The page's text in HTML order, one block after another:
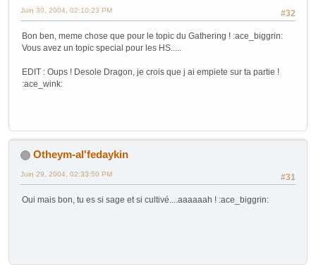
#32
Juin 30, 2004, 02:10:23 PM
Bon ben, meme chose que pour le topic du Gathering ! :ace_biggrin:
Vous avez un topic special pour les HS.....
EDIT : Oups ! Desole Dragon, je crois que j ai empiete sur ta partie !
:ace_wink:
Otheym-al'fedaykin
#31
Juin 29, 2004, 02:33:50 PM
Oui mais bon, tu es si sage et si cultivé....aaaaaah ! :ace_biggrin: